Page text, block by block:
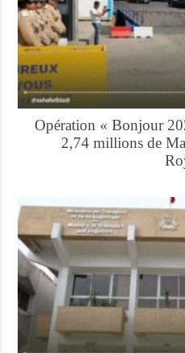
Opération «
2,74 millions